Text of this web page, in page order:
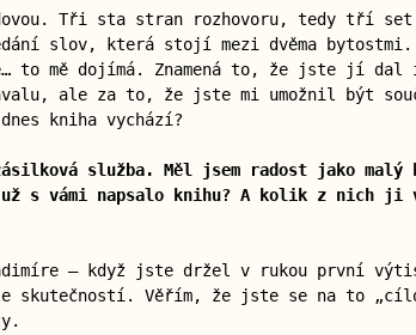
Tři sta stran rozhovoru, tedy tří
slov, která stojí mezi dvěma bytostmi.
mě dojímá. Znamená to, že jste jí dal
ale za to, že jste mi umožnil být
kniha vychází?
služba. Měl jsem radost jako
s vámi napsalo knihu? A kolik z nich ji
— když jste držel v rukou první
skutečností. Věřím, že jste se na to